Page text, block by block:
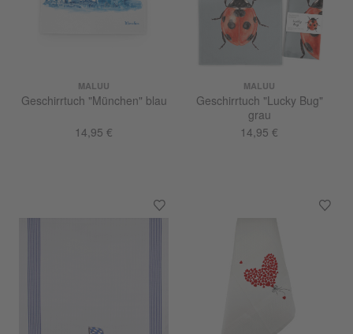
MALUU
Geschirrtuch "München" blau
14,95 €
MALUU
Geschirrtuch "Lucky Bug"
grau
14,95 €